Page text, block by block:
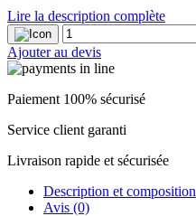
Lire la description complète
quantité
de
Surtron
120
W
Bistouri
Monopolaire
Bipolaire
Ajouter au devis
Paiement 100% sécurisé
Service client garanti
Livraison rapide et sécurisée
Description et composition
Avis (0)